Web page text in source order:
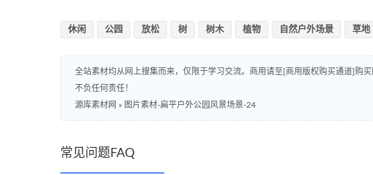
休闲 公园 放松 树 树木 植物 自然户外场景 草地
全站素材均从网上搜集而来，仅限于学习交流。商用请至[商用版权购买通道]购
不负任何责任！
源库素材网 » 图片素材-扁平户外公园风景场景-24
常见问题FAQ